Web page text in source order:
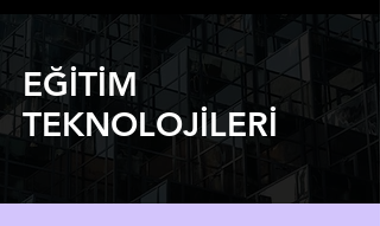
EĞİTİM
TEKNOLOJİLERİ